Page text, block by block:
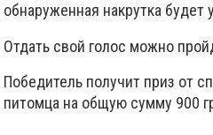
обнаруженная накрутка будет
Отдать свой голос можно
Победитель получит приз от
питомца на общую сумму 900